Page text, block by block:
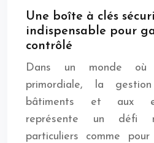
Une boîte à clés
indispensable pour
contrôlé
Dans un monde
primordiale, la
bâtiments et aux
représente un défi
particuliers comme